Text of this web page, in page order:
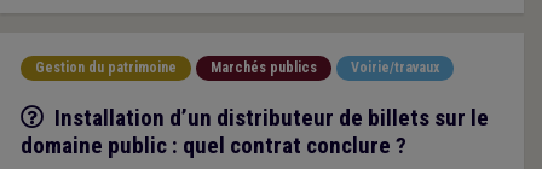
Gestion du patrimoine Marchés publics Voirie/travaux
Q/R
Installation d’un distributeur de billets sur le
domaine public : quel contrat conclure ?